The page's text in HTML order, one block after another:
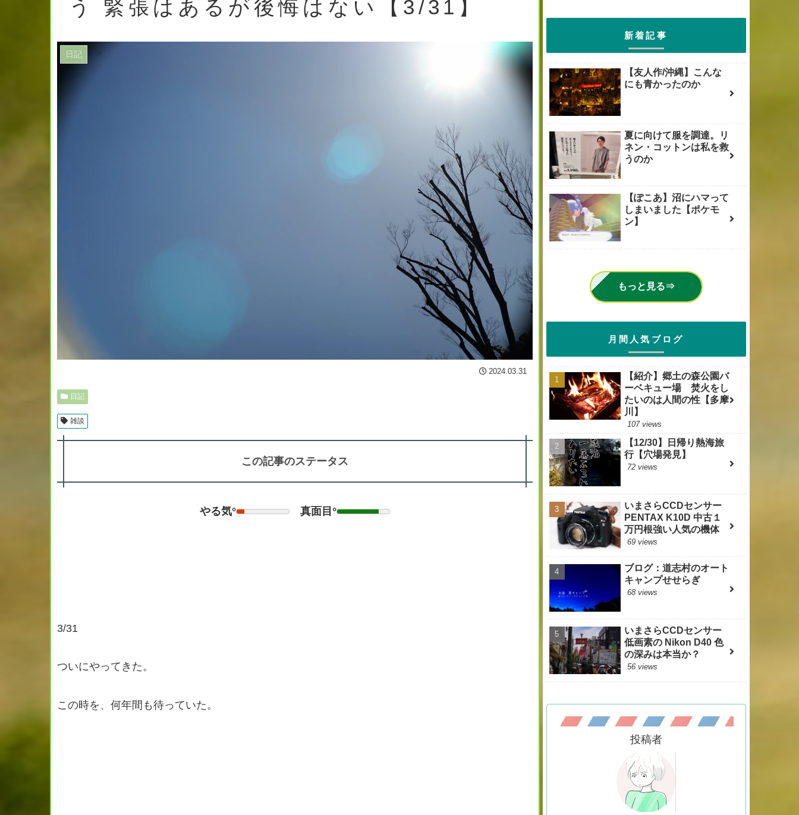
う 緊張はあるが後悔はない【3/31】
日記
2024.03.31
日記
雑談
この記事のステータス
やる気° 真面目°
3/31
ついにやってきた。
この時を、何年間も待っていた。
新着記事
【友人作/沖縄】こんな
にも青かったのか
夏に向けて服を調達。リ
ネン・コットンは私を救
うのか
【ぽこあ】沼にハマって
しまいました【ポケモ
ン】
もっと見る⇒
月間人気ブログ
【紹介】郷土の森公園バ
ーベキュー場 焚火をし
たいのは人間の性【多摩
川】
107 views
【12/30】日帰り熱海旅
行【穴場発見】
72 views
いまさらCCDセンサー
PENTAX K10D 中古１
万円根強い人気の機体
69 views
ブログ：道志村のオート
キャンプせせらぎ
68 views
いまさらCCDセンサー
低画素の Nikon D40 色
の深みは本当か？
56 views
投稿者